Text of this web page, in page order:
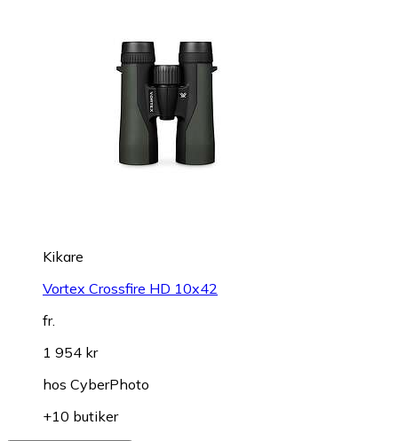
Kikare
Vortex Crossfire HD 10x42
fr.
1 954 kr
hos CyberPhoto
+10 butiker